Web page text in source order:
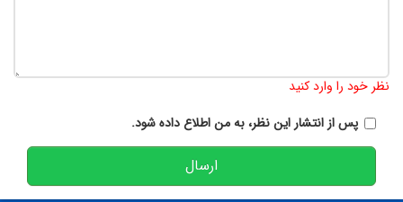
نظر خود را وارد کنید
پس از انتشار این نظر، به من اطلاع داده شود.
ارسال